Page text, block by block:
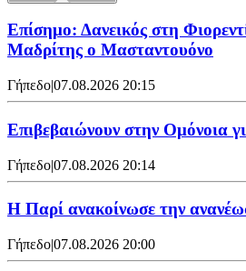
Επίσημο: Δανεικός στη
Μαδρίτης ο Μασταντουόνο
Γήπεδο|07.08.2026 20:15
Επιβεβαιώνουν στην Ομόνοια
Γήπεδο|07.08.2026 20:14
Η Παρί ανακοίνωσε την
Γήπεδο|07.08.2026 20:00